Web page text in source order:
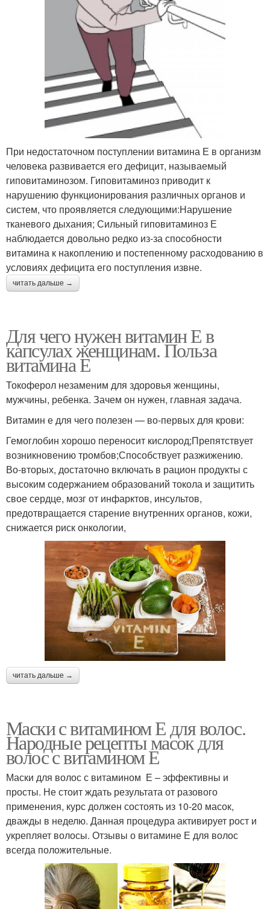
При недостаточном поступлении витамина Е в организм
человека развивается его дефицит, называемый
гиповитаминозом. Гиповитаминоз приводит к
нарушению функционирования различных органов и
систем, что проявляется следующими:Нарушение
тканевого дыхания; Сильный гиповитаминоз Е
наблюдается довольно редко из-за способности
витамина к накоплению и постепенному расходованию в
условиях дефицита его поступления извне.
читать дальше →
Для чего нужен витамин Е в
капсулах женщинам. Польза
витамина Е
Токоферол незаменим для здоровья женщины,
мужчины, ребенка. Зачем он нужен, главная задача.
Витамин е для чего полезен — во-первых для крови:
Гемоглобин хорошо переносит кислород;Препятствует
возникновению тромбов;Способствует разжижению.
Во-вторых, достаточно включать в рацион продукты с
высоким содержанием образований токола и защитить
свое сердце, мозг от инфарктов, инсультов,
предотвращается старение внутренних органов, кожи,
снижается риск онкологии,
читать дальше →
Маски с витамином Е для волос.
Народные рецепты масок для
волос с витамином Е
Маски для волос с витамином Е – эффективны и
просты. Не стоит ждать результата от разового
применения, курс должен состоять из 10-20 масок,
дважды в неделю. Данная процедура активирует рост и
укрепляет волосы. Отзывы о витамине Е для волос
всегда положительные.